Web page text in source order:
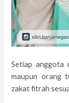
Setiap anggota
maupun orang
zakat fitrah